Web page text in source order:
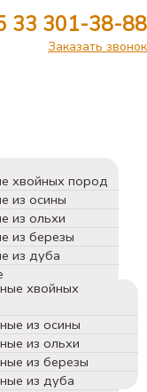
33 301-38-88
Заказать звонок
хвойных пород
из осины
из ольхи
из березы
из дуба
хвойных
из осины
из ольхи
из березы
из дуба